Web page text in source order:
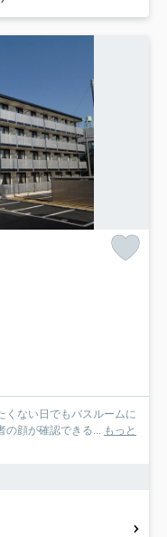
くない日でもバスルームに
顔が確認できる...
もっと